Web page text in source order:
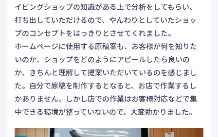
イビングショップの知識がある上で分析をしてもらい、
打ち出していただけるので、やんわりとしていたショッ
プのコンセプトをはっきりとさせてくれました。
ホームページに使用する原稿案も、お客様が何を知りた
いのか、ショップをどのようにアピールしたら良いの
か、きちんと理解して提案いただいているのを感じまし
た。自分で原稿を制作するとなると、お店で作業するし
かありません。しかし店での作業はお客様対応などで集
中できる環境が整っていないので、大変助かりました。